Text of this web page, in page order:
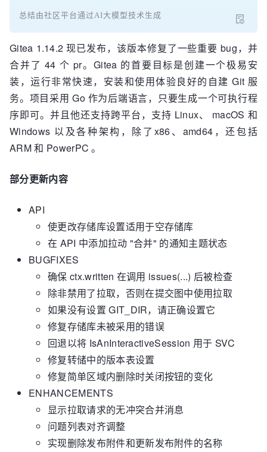
总结由社区平台通过AI大模型技术生成
Gitea 1.14.2 现已发布，该版本修复了一些重要 bug，并
合并了 44 个 pr。Gitea 的首要目标是创建一个极易安
装，运行非常快速，安装和使用体验良好的自建 Git 服
务。项目采用 Go 作为后端语言，只要生成一个可执行程
序即可。并且他还支持跨平台，支持 Linux、 macOS 和
Windows 以及各种架构，除了x86、amd64，还包括
ARM 和 PowerPC 。
部分更新内容
API
使更改存储库设置适用于空存储库
在 API 中添加拉动 "合并" 的通知主题状态
BUGFIXES
确保 ctx.written 在调用 issues(...) 后被检查
除非禁用了拉取，否则在提交图中使用拉取
如果没有设置 GIT_DIR，请正确设置它
修复存储库未被采用的错误
回退以将 IsAnInteractiveSession 用于 SVC
修复转储中的版本表设置
修复简单区域内删除时关闭按钮的变化
ENHANCEMENTS
显示拉取请求的无冲突合并消息
问题列表对齐调整
实现删除发布附件和更新发布附件的名称